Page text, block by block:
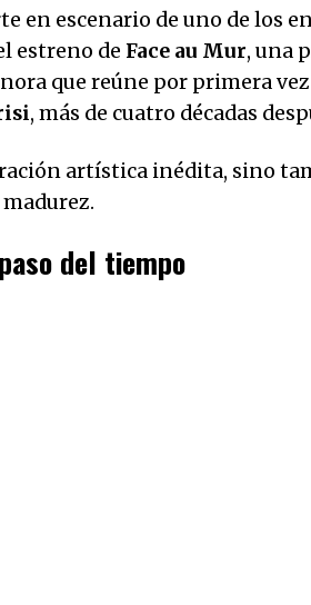
en escenario de uno de los
estreno de Face au Mur, una
que reúne por primera
, más de cuatro décadas
artística inédita, sino
del tiempo